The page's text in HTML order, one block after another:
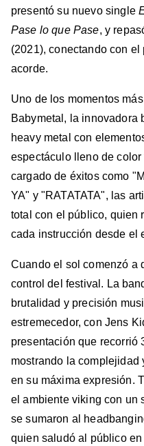
presentó su nuevo single
Pase lo que Pase, y
(2021), conectando con
acorde.
Uno de los momentos
Babymetal, la innovadora
heavy metal con
espectáculo lleno de
cargado de éxitos como
YA" y "RATATATA", las
total con el público, quien
cada instrucción desde el
Cuando el sol comenzó a
control del festival. La
brutalidad y precisión
estremecedor, con Jens
presentación que recorrió
mostrando la complejidad
en su máxima expresión.
el ambiente viking con un
se sumaron al
quien saludó al público